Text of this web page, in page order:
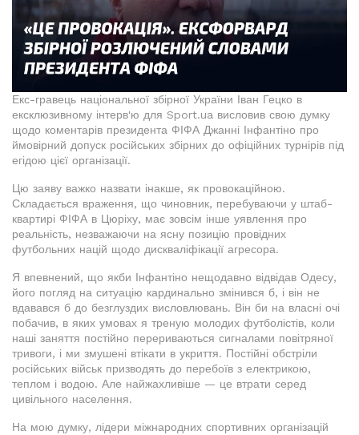
Екс-гравець національної збірної України Іван Гецко в
ексклюзивному інтерв'ю для Sport.ua висловив свою думку
щодо коментарів президента ФІФА Джанні Інфантіно про
ймовірний допуск російських збірних до офіційних турнірів під
егідою цієї організації.
Цю заяву важко назвати інакше, як провокаційною.
Складається враження, що чиновник, перебуваючи у штаб-
квартирі ФІФА в Цюріху, має зовсім інше уявлення про
реальність, незважаючи на ясну позицію провідних
футбольних націй щодо дискваліфікації агресора.
Я впевнений, що якби Інфантіно нещодавно відвідав Одесу,
його погляд на ситуацію кардинально змінився б, і він не
вдавався б до безглуздих висловлювань. Він би на власні очі
побачив, в яких умовах я треную молодих футболістів, коли
наші заняття постійно перериваються сигналами повітряної
тривоги, і ми змушені втікати в укриття. Постійні обстріли
російських військ призводять до перебоїв з електрикою,
теплом і водою. Але найжахливіше — це втрати серед
цивільного населення.
На мою думку, лідери міжнародних спортивних організацій